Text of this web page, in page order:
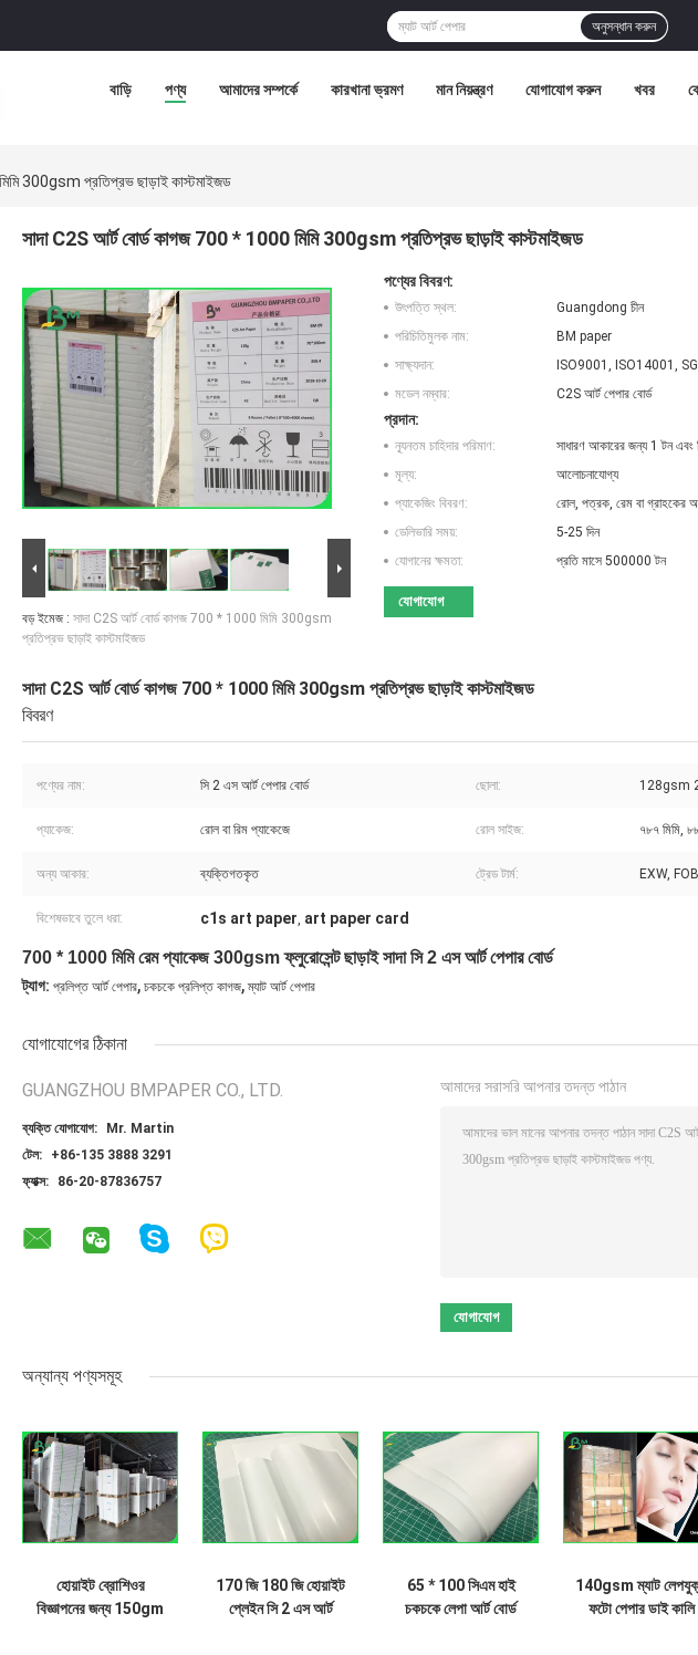
অনুসন্ধান করুন
বাড়ি পণ্য আমাদের সম্পর্কে কারখানা ভ্রমণ মান নিয়ন্ত্রণ যোগাযোগ করুন খবর
300gsm প্রতিপ্রভ ছাড়াই কাস্টমাইজড
সাদা C2S আর্ট বোর্ড কাগজ 700 * 1000 মিমি 300gsm প্রতিপ্রভ ছাড়াই কাস্টমাইজড
বড় ইমেজ : সাদা C2S আর্ট বোর্ড কাগজ 700 * 1000 মিমি 300gsm
প্রতিপ্রভ ছাড়াই কাস্টমাইজড
পণ্যের বিবরণ:
উৎপত্তি স্থল:
Guangdong চীন
পরিচিতিমুলক নাম:
BM paper
সাক্ষ্যদান:
ISO9001, ISO14001,
মডেল নম্বার:
C2S আর্ট পেপার বোর্ড
প্রদান:
ন্যূনতম চাহিদার পরিমাণ:
সাধারণ আকারের জন্য 1 টন
মূল্য:
আলোচনাযোগ্য
প্যাকেজিং বিবরণ:
রোল, পত্রক, রেম বা গ্রাহকের
ডেলিভারি সময়:
5-25 দিন
যোগানের ক্ষমতা:
প্রতি মাসে 500000 টন
যোগাযোগ
সাদা C2S আর্ট বোর্ড কাগজ 700 * 1000 মিমি 300gsm প্রতিপ্রভ ছাড়াই কাস্টমাইজড
বিবরণ
পণ্যের নাম: সি 2 এস আর্ট পেপার বোর্ড ছোলা: 128gsm
প্যাকেজ: রোল বা রিম প্যাকেজে রোল সাইজ: ৭৮৭ মিমি,
অন্য আকার: ব্যক্তিগতকৃত ট্রেড টার্ম: EXW,
বিশেষভাবে তুলে ধরা: c1s art paper, art paper card
700 * 1000 মিমি রেম প্যাকেজ 300gsm ফ্লুরোসেন্ট ছাড়াই সাদা সি 2 এস আর্ট পেপার বোর্ড
ট্যাগ: প্রলিপ্ত আর্ট পেপার, চকচকে প্রলিপ্ত কাগজ, ম্যাট আর্ট পেপার
যোগাযোগের ঠিকানা
GUANGZHOU BMPAPER CO., LTD.
ব্যক্তি যোগাযোগ:
Mr. Martin
টেল:
+86-135 3888 3291
ফ্যাক্স:
86-20-87836757
আমাদের সরাসরি আপনার তদন্ত পাঠান
অন্যান্য পণ্যসমূহ
হোয়াইট ব্রোশিওর
বিজ্ঞাপনের জন্য 150gm
170 জি 180 জি হোয়াইট
প্লেইন সি 2 এস আর্ট
65 * 100 সিএম হাই
চকচকে লেপা আর্ট বোর্ড
140gsm ম্যাট
ফটো পেপার ডাই কালি